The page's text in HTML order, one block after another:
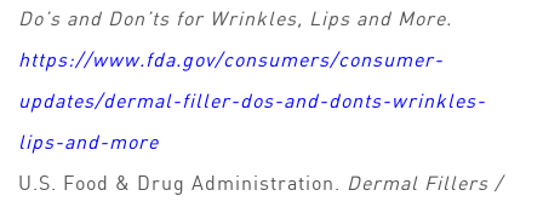
Do’s and Don’ts for Wrinkles, Lips and More.
https://www.fda.gov/consumers/consumer-
updates/dermal-filler-dos-and-donts-wrinkles-
lips-and-more
U.S. Food & Drug Administration. Dermal Fillers /